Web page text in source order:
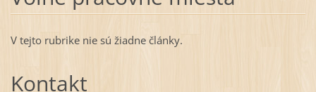
V tejto rubrike nie sú žiadne články.
Kontakt